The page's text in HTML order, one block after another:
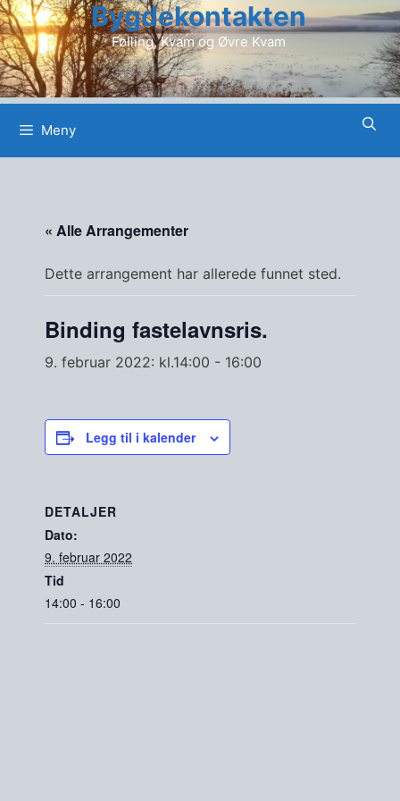
Hopp
til
innhold
Bygdekontakten
Følling, Kvam og Øvre Kvam
Meny
« Alle Arrangementer
Dette arrangement har allerede funnet sted.
Binding fastelavnsris.
9. februar 2022: kl.14:00 - 16:00
Legg til i kalender
DETALJER
Dato:
9. februar 2022
Tid
14:00 - 16:00